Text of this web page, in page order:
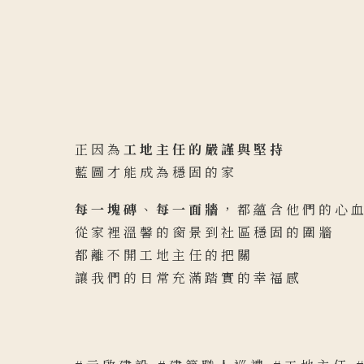
正因為 工地主任的嚴謹與堅持
藍圖才能成為穩固的家
每一塊磚 、 每一面牆 ，都蘊含他們的心
從家裡溫馨的窗景到社區穩固的圍牆
都離不開工地主任的把關
讓我們的日常充滿踏實的幸福感